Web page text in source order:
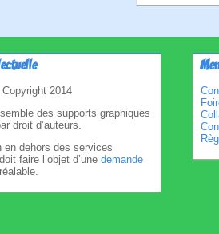
2014
des supports graphiques
droit d’auteurs.
en dehors des services
faire l’objet d’une demande